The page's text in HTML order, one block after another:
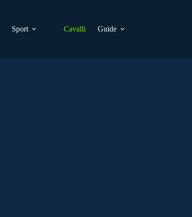
Sport Cavalli Guide